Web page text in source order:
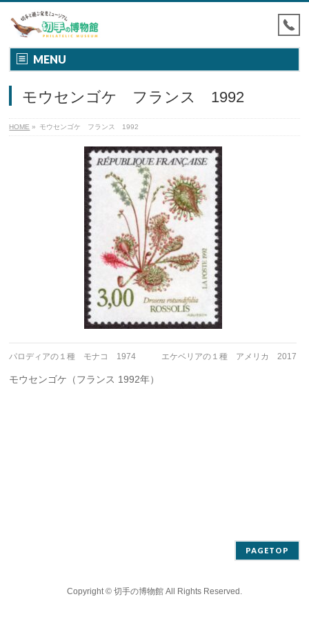
MENU
モウセンゴケ フランス 1992
HOME » モウセンゴケ フランス 1992
パロディアの１種 モナコ 1974 エケベリアの１種 アメリカ 2017
モウセンゴケ（フランス 1992年）
PAGETOP
Copyright © 切手の博物館All Rights Reserved.